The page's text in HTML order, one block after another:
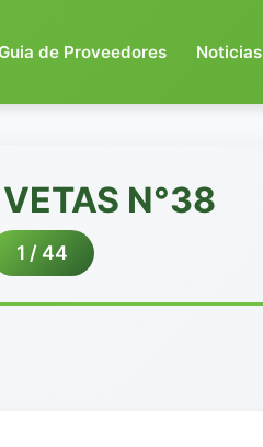
de Proveedores Noticias
N°38
1 / 44